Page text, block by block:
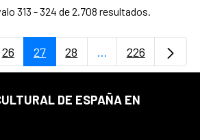
313 - 324 de 2.708 resultados.
intermedias Use TAB para
Página
26 Página
27 Página
28 ...PáginasPágina
226
DE ESPAÑA EN